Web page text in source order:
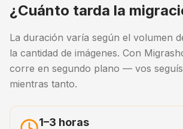
¿Cuánto tarda la
La duración varía según el volumen
la cantidad de imágenes. Con
corre en segundo plano — vos
mientras tanto.
1–3 horas